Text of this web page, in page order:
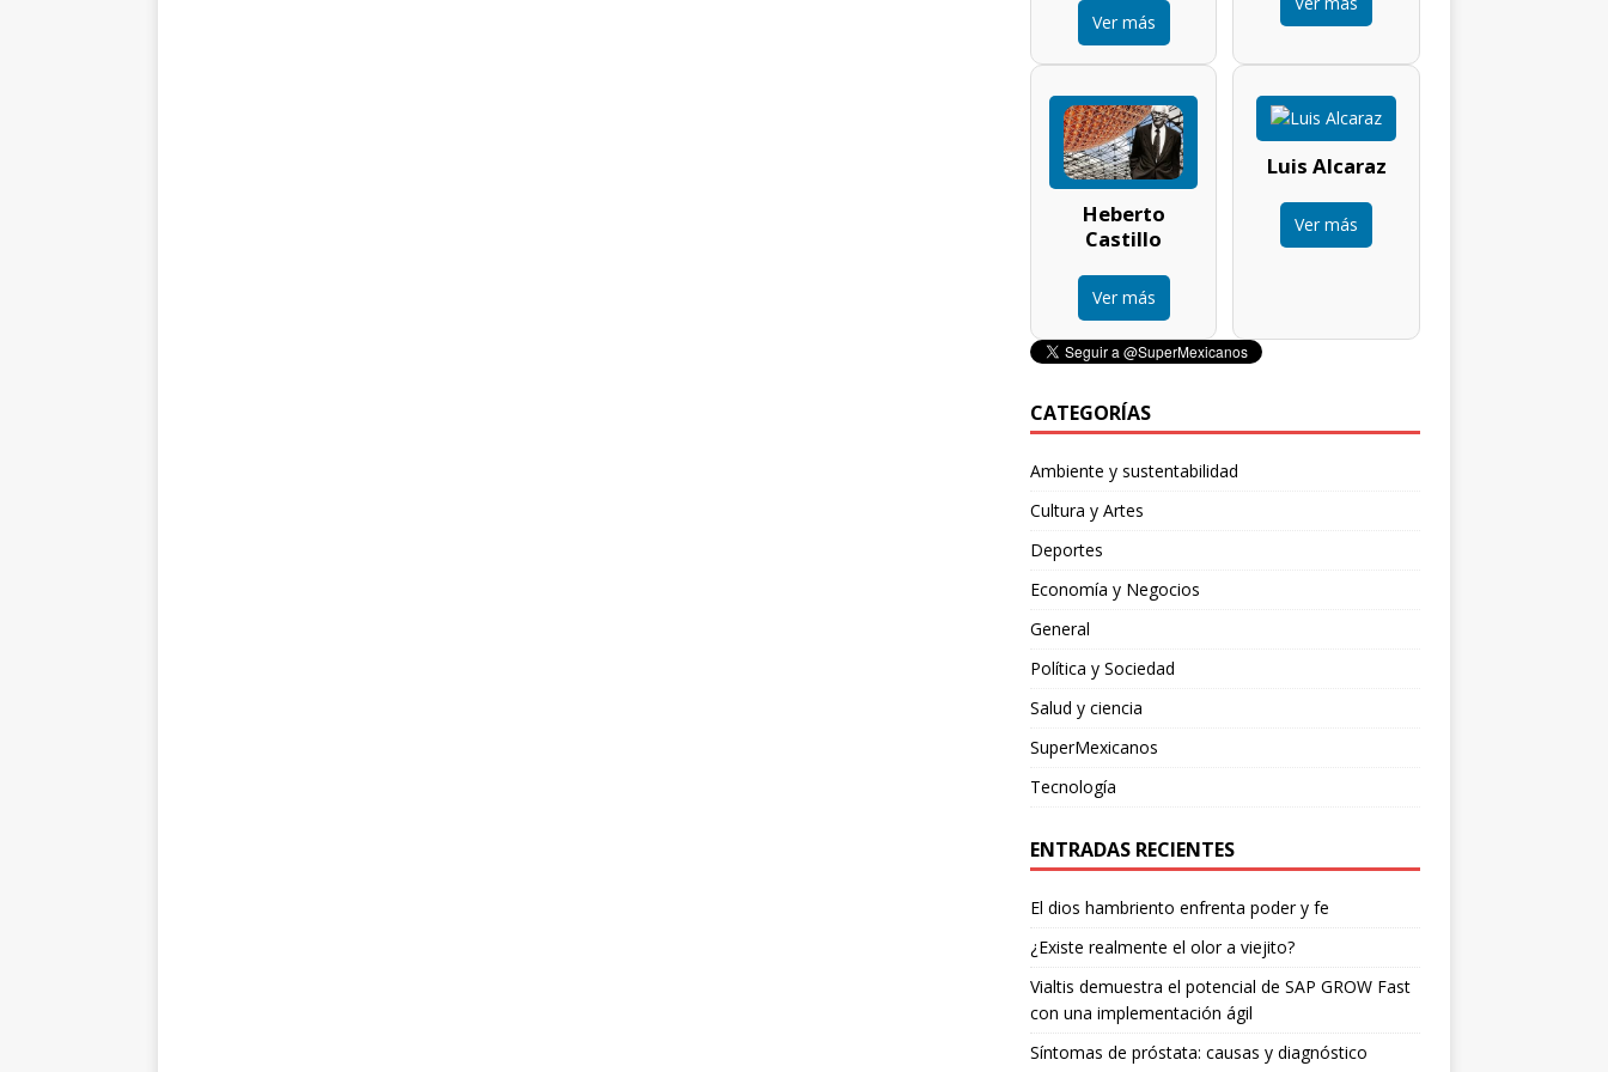
Ver más
Heberto
Castillo
Ver más
Luis Alcaraz
Ver más
CATEGORÍAS
Ambiente y sustentabilidad
Cultura y Artes
Deportes
Economía y Negocios
General
Política y Sociedad
Salud y ciencia
SuperMexicanos
Tecnología
ENTRADAS RECIENTES
El dios hambriento enfrenta poder y fe
¿Existe realmente el olor a viejito?
Vialtis demuestra el potencial de SAP GROW Fast
con una implementación ágil
Síntomas de próstata: causas y diagnóstico